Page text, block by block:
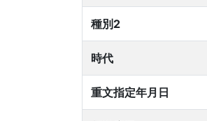
種別2
時代
重文指定年月日